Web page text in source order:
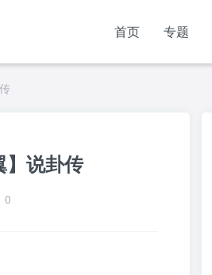
首页 专题
】说卦传
0